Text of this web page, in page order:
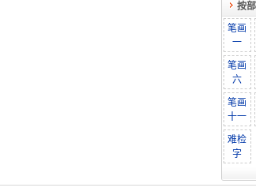
按
笔画
一
笔画
六
笔画
十一
难检
字